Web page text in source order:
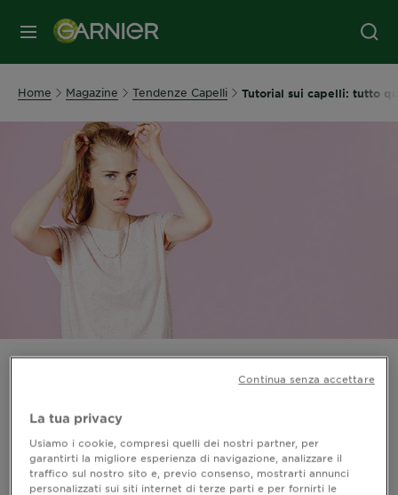
MENU
Home Magazine Tendenze Capelli Tutorial sui capelli: tutto
Tutorial sui capelli: tutto
quello che vorresti
sapere, senza dover
chiedere
La tua privacy
Usiamo i cookie, compresi quelli dei nostri partner, per
garantirti la migliore esperienza di navigazione, analizzare il
traffico sul nostro sito e, previo consenso, mostrarti annunci
personalizzati sui siti internet di terze parti e per fornirti le
Continua senza accettare